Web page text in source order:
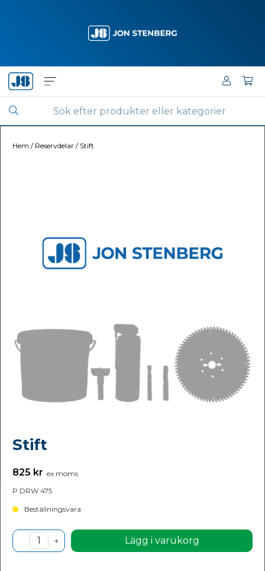
Hem / Reservdelar / Stift
Stift
825 kr ex moms
P DRW 475
Beställningsvara
Lägg i varukorg